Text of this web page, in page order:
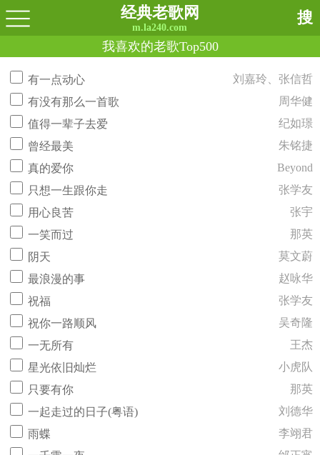
经典老歌网
m.la240.com
搜
我喜欢的老歌Top500
有一点动心
刘嘉玲、张信哲
有没有那么一首歌
周华健
值得一辈子去爱
纪如璟
曾经最美
朱铭捷
真的爱你
Beyond
只想一生跟你走
张学友
用心良苦
张宇
一笑而过
那英
阴天
莫文蔚
最浪漫的事
赵咏华
祝福
张学友
祝你一路顺风
吴奇隆
一无所有
王杰
星光依旧灿烂
小虎队
只要有你
那英
一起走过的日子(粤语)
刘德华
雨蝶
李翊君